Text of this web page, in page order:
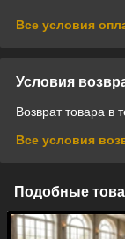
Все условия
Условия
Возврат товара в
Все условия
Подобные